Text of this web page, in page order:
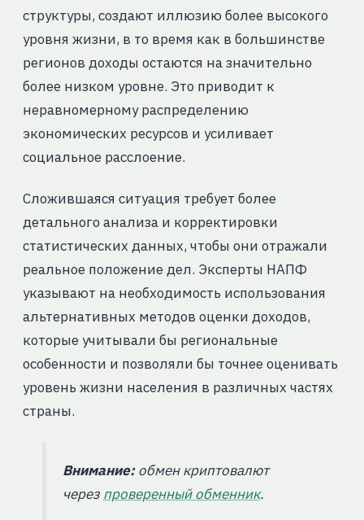
структуры, создают иллюзию более высокого
уровня жизни, в то время как в большинстве
регионов доходы остаются на значительно
более низком уровне. Это приводит к
неравномерному распределению
экономических ресурсов и усиливает
социальное расслоение.
Сложившаяся ситуация требует более
детального анализа и корректировки
статистических данных, чтобы они отражали
реальное положение дел. Эксперты НАПФ
указывают на необходимость использования
альтернативных методов оценки доходов,
которые учитывали бы региональные
особенности и позволяли бы точнее оценивать
уровень жизни населения в различных частях
страны.
Внимание:обмен криптовалют
через проверенный обменник.